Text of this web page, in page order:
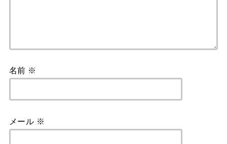
名前 ※
メール ※